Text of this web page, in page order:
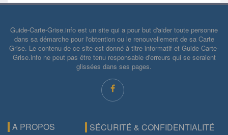
Guide-Carte-Grise.info est un site qui a pour but d'aider toute personne
dans sa démarche pour l'obtention ou le renouvellement de sa Carte
Grise. Le contenu de ce site est donné à titre informatif et Guide-Carte-
Grise.info ne peut pas être tenu responsable d'erreurs qui se seraient
glissées dans ses pages.
A PROPOS SÉCURITÉ & CONFIDENTIALITÉ